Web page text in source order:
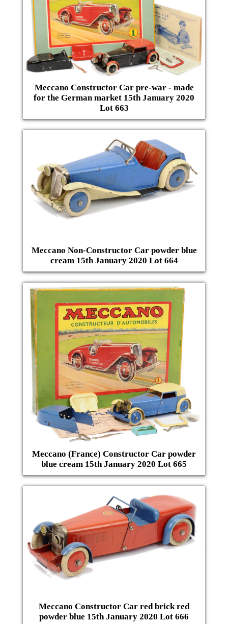
Meccano Constructor Car pre-war - made
for the German market 15th January 2020
Lot 663
Meccano Non-Constructor Car powder blue
cream 15th January 2020 Lot 664
Meccano (France) Constructor Car powder
blue cream 15th January 2020 Lot 665
Meccano Constructor Car red brick red
powder blue 15th January 2020 Lot 666